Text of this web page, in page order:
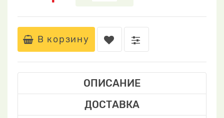
В корзину
ОПИСАНИЕ
ДОСТАВКА